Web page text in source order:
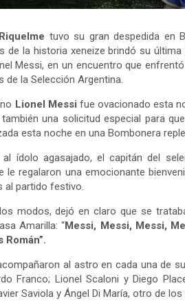
tuvo su gran despedida en
de la historia xeneize brindó su
Messi, en un encuentro que
de la Selección Argentina.
Lionel Messi fue ovacionado esta
una solicitud especial para
esta noche en una Bombonera
al ídolo agasajado, el capitán del
le regalaron una emocionante
al partido festivo.
modos, dejó en claro que se
Amarilla: “Messi, Messi, Messi,
Román”.
al astro en cada una de
Franco; Lionel Scaloni y Diego
Saviola y Ángel Di María, otro de